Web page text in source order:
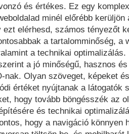
és értékes. Ez egy
minél előrébb
ezt elérhesd, számos tényezőt
a tartalomminőség, a
a technikai optimalizálás.
a jó minőségű, hasznos
nak. Olyan szöveget, képeket
értéket nyújtanak a látogatók
hogy tovább böngésszék az
és technikai
hogy a navigáció könnyen